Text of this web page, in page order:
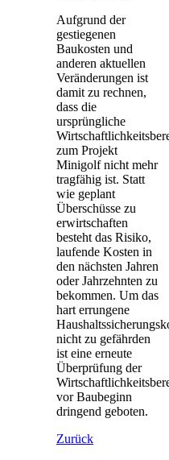
Aufgrund der
gestiegenen
Baukosten und
anderen aktuellen
Veränderungen ist
damit zu rechnen,
dass die
ursprüngliche
zum Projekt
Minigolf nicht mehr
tragfähig ist. Statt
wie geplant
Überschüsse zu
erwirtschaften
besteht das Risiko,
laufende Kosten in
den nächsten Jahren
oder Jahrzehnten zu
bekommen. Um das
hart errungene
nicht zu gefährden
ist eine erneute
Überprüfung der
vor Baubeginn
dringend geboten.
Zurück